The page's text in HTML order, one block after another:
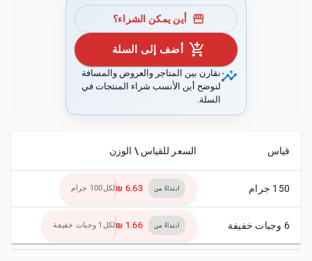
storefront أين يمكن الشراء؟
add_shopping_cart أضف إلى السلة
insightsنقارن بين المتاجر والعروض والمسافة
لنوضح أين الأنسب شراء المنتجات في
السلة.
قياس السعر للقياس \ الوزن
150 جرام ابتداءً من ‏6.63 ₪ لكل100 جرام
6 وجبات خفيفة ابتداءً من ‏1.66 ₪ لكل1 وجبات خفيفة